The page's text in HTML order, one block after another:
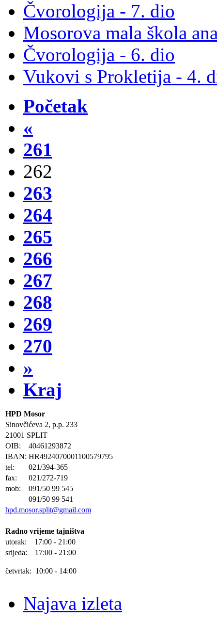
Čvorologija - 7. dio
Mosorova mala škola
Čvorologija - 6. dio
Vukovi s Prokletija - 4.
Početak
«
261
262
263
264
265
266
267
268
269
270
»
Kraj
HPD Mosor
Sinovčićeva 2, p.p. 233
21001 SPLIT
OIB:
40461293872
IBAN: HR4924070001100579795
tel:
021/394-365
fax:
021/272-719
mob:
091/50 99 545
091/50 99 541
hpd.mosor.split@gmail.com
Radno vrijeme tajništva
utorak: 17:00 - 21:00
srijeda: 17:00 - 21:00
četvrtak: 10:00 - 14:00
Najava izleta